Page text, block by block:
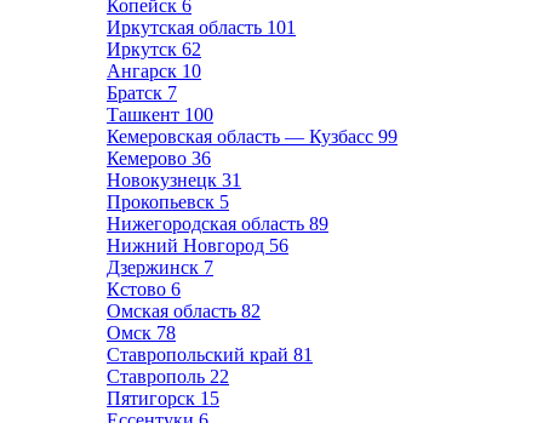
Копейск 6
Иркутская область 101
Иркутск 62
Ангарск 10
Братск 7
Ташкент 100
Кемеровская область — Кузбасс 99
Кемерово 36
Новокузнецк 31
Прокопьевск 5
Нижегородская область 89
Нижний Новгород 56
Дзержинск 7
Кстово 6
Омская область 82
Омск 78
Ставропольский край 81
Ставрополь 22
Пятигорск 15